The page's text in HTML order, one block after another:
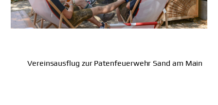
Vereinsausflug zur Patenfeuerwehr Sand am Main